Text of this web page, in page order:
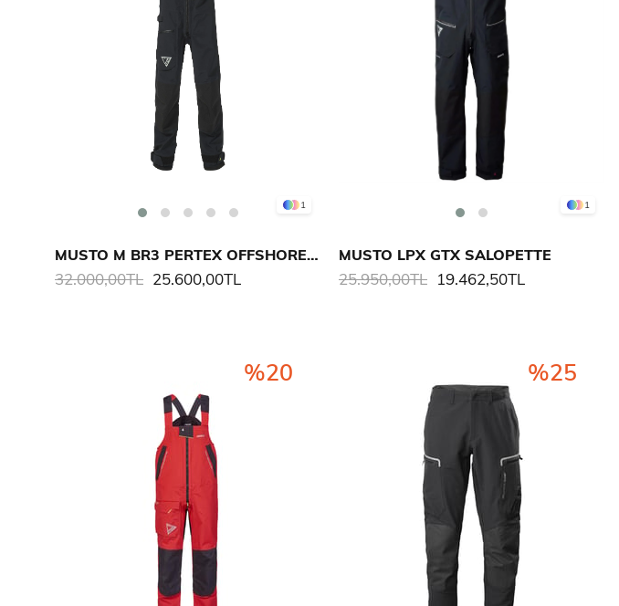
1
MUSTO M BR3 PERTEX OFFSHORE SALOPET
25.600,00TL
32.000,00TL
1
MUSTO LPX GTX SALOPETTE
19.462,50TL
25.950,00TL
%20 %25